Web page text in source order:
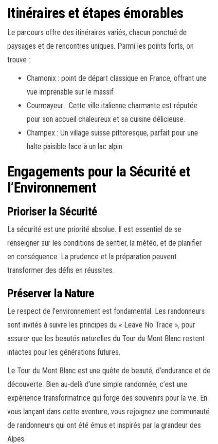
Itinéraires et étapes émorables
Le parcours offre des itinéraires variés, chacun ponctué de
paysages et de rencontres uniques. Parmi les points forts, on
trouve :
Chamonix : point de départ classique en France, offrant une
vue imprenable sur le massif.
Courmayeur : Cette ville italienne charmante est réputée
pour son accueil chaleureux et sa cuisine délicieuse.
Champex : Un village suisse pittoresque, parfait pour une
halte paisible face à un lac alpin.
Engagements pour la Sécurité et
l’Environnement
Prioriser la Sécurité
La sécurité est une priorité absolue. Il est essentiel de se
renseigner sur les conditions de sentier, la météo, et de planifier
en conséquence. La prudence et la préparation peuvent
transformer des défis en réussites.
Préserver la Nature
Le respect de l’environnement est fondamental. Les randonneurs
sont invités à suivre les principes du « Leave No Trace », pour
assurer que les beautés naturelles du Tour du Mont Blanc restent
intactes pour les générations futures.
Le Tour du Mont Blanc est une quête de beauté, d’endurance et de
découverte. Bien au-delà d’une simple randonnée, c’est une
expérience transformatrice qui forge des souvenirs pour la vie. En
vous lançant dans cette aventure, vous rejoignez une communauté
de randonneurs qui ont été émus et inspirés par la grandeur des
Alpes.